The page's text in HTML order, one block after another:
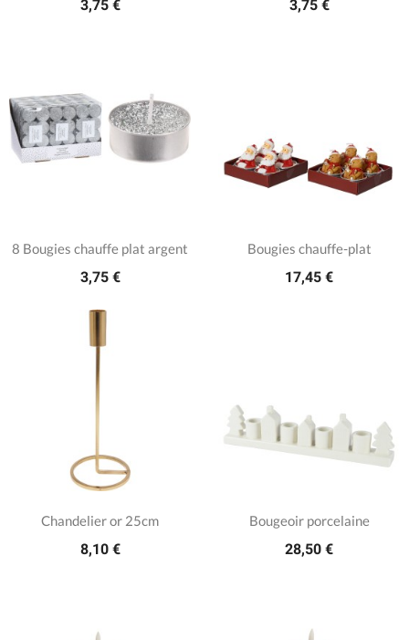
3,75 € 3,75 €
8 Bougies chauffe plat argent
3,75 €
Bougies chauffe-plat
17,45 €
Chandelier or 25cm
8,10 €
Bougeoir porcelaine
28,50 €